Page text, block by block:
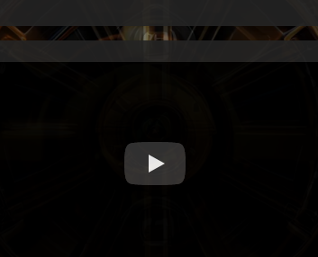
Play